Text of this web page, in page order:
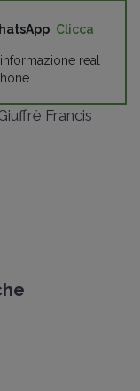
! Clicca
real
Francis